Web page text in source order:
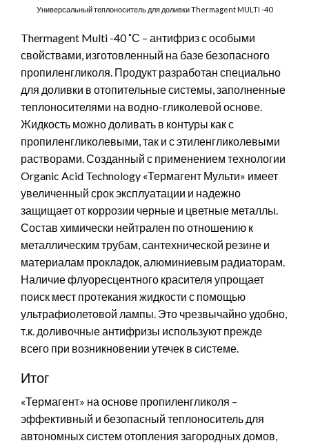
Универсальный теплоноситель для доливки Thermagent MULTI -40
Thermagent Multi -40 ˚С – антифриз с особыми
свойствами, изготовленный на базе безопасного
пропиленгликоля. Продукт разработан специально
для доливки в отопительные системы, заполненные
теплоносителями на водно-гликолевой основе.
Жидкость можно доливать в контуры как с
пропиленгликолевыми, так и с этиленгликолевыми
растворами. Созданный с применением технологии
Organic Acid Technology «Термагент Мульти» имеет
увеличенный срок эксплуатации и надежно
защищает от коррозии черные и цветные металлы.
Состав химически нейтрален по отношению к
металлическим трубам, сантехнической резине и
материалам прокладок, алюминиевым радиаторам.
Наличие флуоресцентного красителя упрощает
поиск мест протекания жидкости с помощью
ультрафиолетовой лампы. Это чрезвычайно удобно,
т.к. доливочные антифризы используют прежде
всего при возникновении утечек в системе.
Итог
«Термагент» на основе пропиленгликоля –
эффективный и безопасный теплоноситель для
автономных систем отопления загородных домов,